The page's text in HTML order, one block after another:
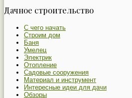
Дачное строительство
С чего начать
Строим дом
Баня
Умелец
Электрик
Отопление
Садовые сооружения
Материал и инструмент
Интересные идеи для дачи
Обзоры